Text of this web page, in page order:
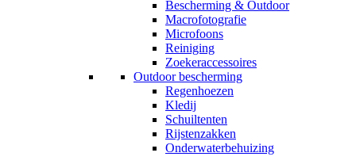
Bescherming & Outdoor
Macrofotografie
Microfoons
Reiniging
Zoekeraccessoires
Outdoor bescherming
Regenhoezen
Kledij
Schuiltenten
Rijstenzakken
Onderwaterbehuizing